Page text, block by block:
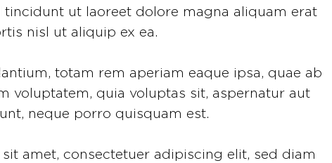
ut laoreet dolore magna aliquam erat
nisl ut aliquip ex ea.
totam rem aperiam eaque ipsa, quae ab
voluptatem, quia voluptas sit, aspernatur aut
neque porro quisquam est.
amet, consectetuer adipiscing elit, sed diam